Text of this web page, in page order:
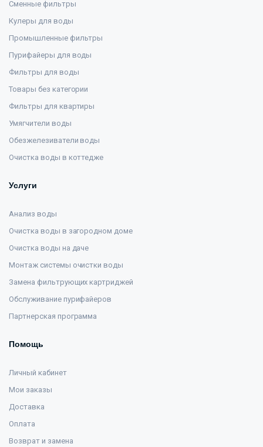
Сменные фильтры
Кулеры для воды
Промышленные фильтры
Пурифайеры для воды
Фильтры для воды
Товары без категории
Фильтры для квартиры
Умягчители воды
Обезжелезиватели воды
Очистка воды в коттедже
Услуги
Анализ воды
Очистка воды в загородном доме
Очистка воды на даче
Монтаж системы очистки воды
Замена фильтрующих картриджей
Обслуживание пурифайеров
Партнерская программа
Помощь
Личный кабинет
Мои заказы
Доставка
Оплата
Возврат и замена